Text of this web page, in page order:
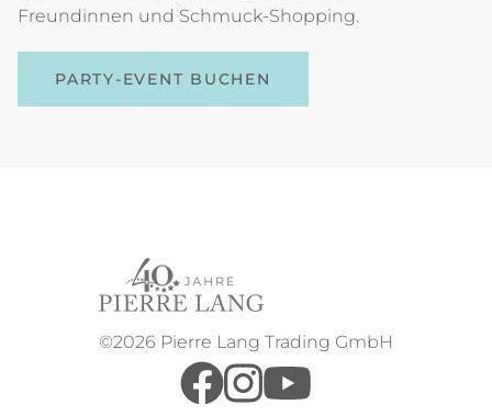
Freundinnen und Schmuck-Shopping.
PARTY-EVENT BUCHEN
©2026 Pierre Lang Trading GmbH